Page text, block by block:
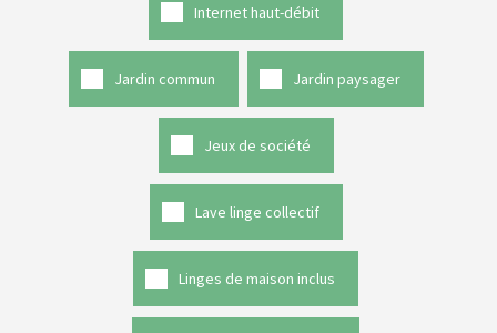
Internet haut-débit
Jardin commun Jardin paysager
Jeux de société
Lave linge collectif
Linges de maison inclus